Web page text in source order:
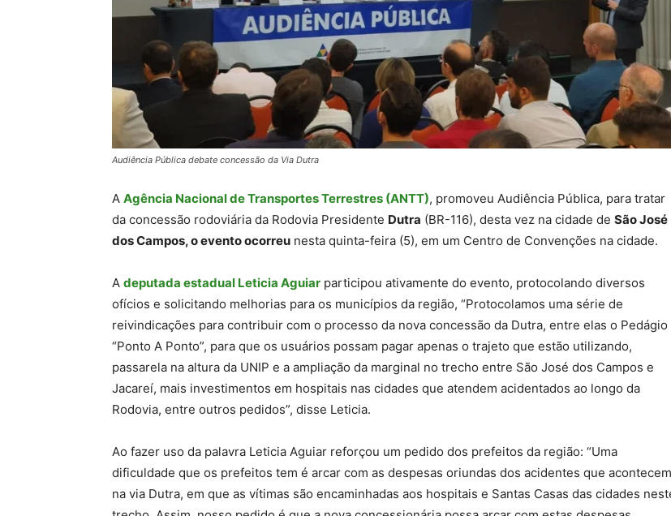
Audiência Pública debate concessão da Via Dutra
A Agência Nacional de Transportes Terrestres (ANTT), promoveu Audiência Pública, para tratar
da concessão rodoviária da Rodovia Presidente Dutra (BR-116), desta vez na cidade de São José
dos Campos, o evento ocorreu nesta quinta-feira (5), em um Centro de Convenções na cidade.
A deputada estadual Leticia Aguiar participou ativamente do evento, protocolando diversos
ofícios e solicitando melhorias para os municípios da região, “Protocolamos uma série de
reivindicações para contribuir com o processo da nova concessão da Dutra, entre elas o Pedágio
“Ponto A Ponto”, para que os usuários possam pagar apenas o trajeto que estão utilizando,
passarela na altura da UNIP e a ampliação da marginal no trecho entre São José dos Campos e
Jacareí, mais investimentos em hospitais nas cidades que atendem acidentados ao longo da
Rodovia, entre outros pedidos”, disse Leticia.
Ao fazer uso da palavra Leticia Aguiar reforçou um pedido dos prefeitos da região: “Uma
dificuldade que os prefeitos tem é arcar com as despesas oriundas dos acidentes que acontecem
na via Dutra, em que as vítimas são encaminhadas aos hospitais e Santas Casas das cidades